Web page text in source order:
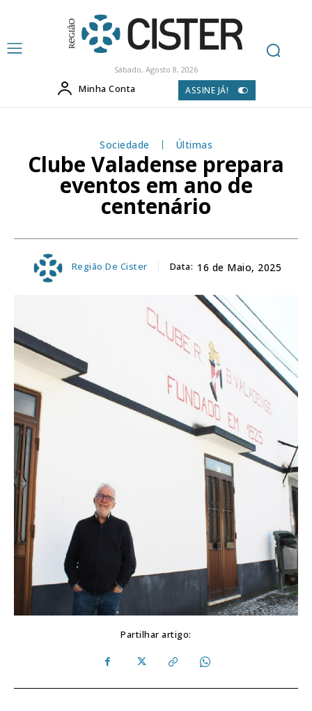
Sábado, Agosto 8, 2026
Minha Conta ASSINE JÁ!
Sociedade Últimas
Clube Valadense prepara
eventos em ano de
centenário
Região De Cister Data: 16 de Maio, 2025
Partilhar artigo: